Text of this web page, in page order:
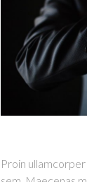
Proin